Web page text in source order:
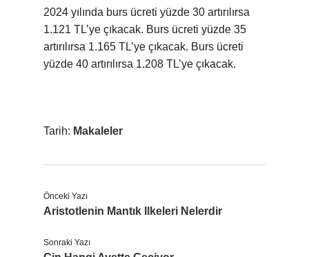
2024 yılında burs ücreti yüzde 30 artırılırsa
1.121 TL’ye çıkacak. Burs ücreti yüzde 35
artırılırsa 1.165 TL’ye çıkacak. Burs ücreti
yüzde 40 artırılırsa 1.208 TL’ye çıkacak.
Tarih: Makaleler
Önceki Yazı
Aristotlenin Mantık Ilkeleri Nelerdir
Sonraki Yazı